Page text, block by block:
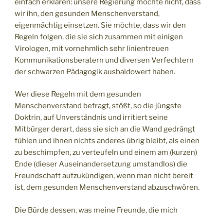
wir ihn, den gesunden Menschenverstand,
eigenmächtig einsetzen. Sie möchte, dass wir den
Regeln folgen, die sie sich zusammen mit einigen
Virologen, mit vornehmlich sehr linientreuen
Kommunikationsberatern und diversen Verfechtern
der schwarzen Pädagogik ausbaldowert haben.
Wer diese Regeln mit dem gesunden
Menschenverstand befragt, stößt, so die jüngste
Doktrin, auf Unverständnis und irritiert seine
Mitbürger derart, dass sie sich an die Wand gedrängt
fühlen und ihnen nichts anderes übrig bleibt, als einen
zu beschimpfen, zu verteufeln und einem am (kurzen)
Ende (dieser Auseinandersetzung umstandlos) die
Freundschaft aufzukündigen, wenn man nicht bereit
ist, dem gesunden Menschenverstand abzuschwören.
Die Bürde dessen, was meine Freunde, die mich